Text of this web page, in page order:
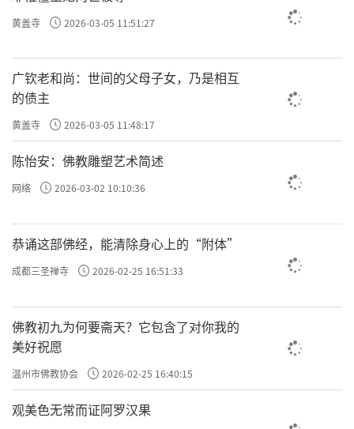
黄盖寺 2026-03-05 11:51:27
广钦老和尚：世间的父母子女，乃是相互
的债主
黄盖寺 2026-03-05 11:48:17
陈怡安：佛教雕塑艺术简述
网络 2026-03-02 10:10:36
恭诵这部佛经，能清除身心上的“附体”
成都三圣禅寺 2026-02-25 16:51:33
佛教初九为何要斋天？它包含了对你我的
美好祝愿
温州市佛教协会 2026-02-25 16:40:15
观美色无常而证阿罗汉果